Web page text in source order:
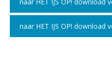
naar HET IJS OP! download
naar HET IJS OP! download